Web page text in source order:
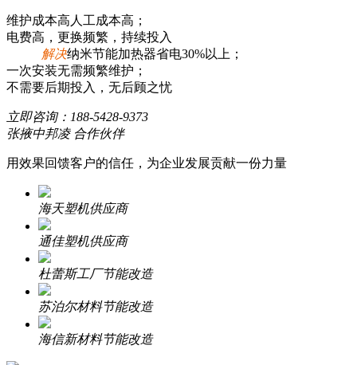
维护成本高人工成本高；
电费高，更换频繁，持续投入
解决纳米节能加热器省电30%以上；
一次安装无需频繁维护；
不需要后期投入，无后顾之忧
立即咨询： 188-5428-9373
张掖中邦凌 合作伙伴
用效果回馈客户的信任，为企业发展贡献一份力量
海天塑机供应商
通佳塑机供应商
杜蕾斯工厂节能改造
苏泊尔材料节能改造
海信新材料节能改造